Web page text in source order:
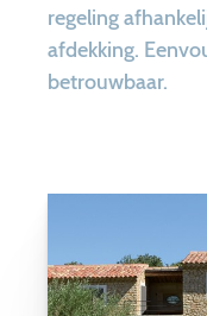
regeling
afdekking.
betrouwbaar.